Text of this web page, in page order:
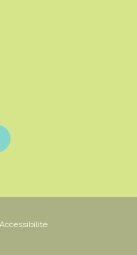
Accessibilité